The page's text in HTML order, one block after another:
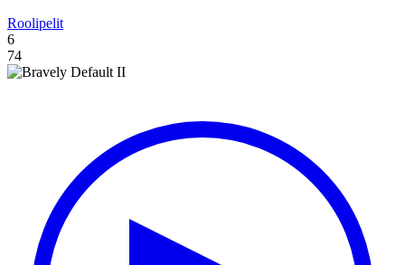
Roolipelit
6
74